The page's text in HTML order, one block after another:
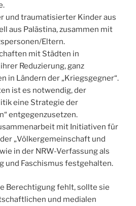
und traumatisierter Kinder aus
aus Palästina, zusammen mit
Eltern.
mit Städten in
Reduzierung, ganz
in Ländern der „Kriegsgegner“.
ist es notwendig, der
eine Strategie der
entgegenzusetzen.
mit Initiativen für
„Völkergemeinschaft und
in der NRW-Verfassung als
und Faschismus festgehalten.
Berechtigung fehlt, sollte sie
und medialen